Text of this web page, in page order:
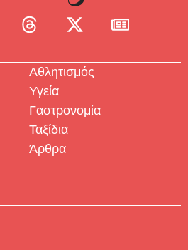
Αθλητισμός
Υγεία
Γαστρονομία
Ταξίδια
Άρθρα